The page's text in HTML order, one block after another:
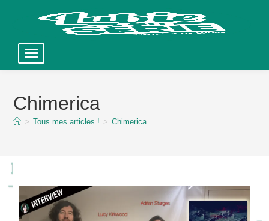
contentChimerica
> Tous mes articles ! > Chimerica